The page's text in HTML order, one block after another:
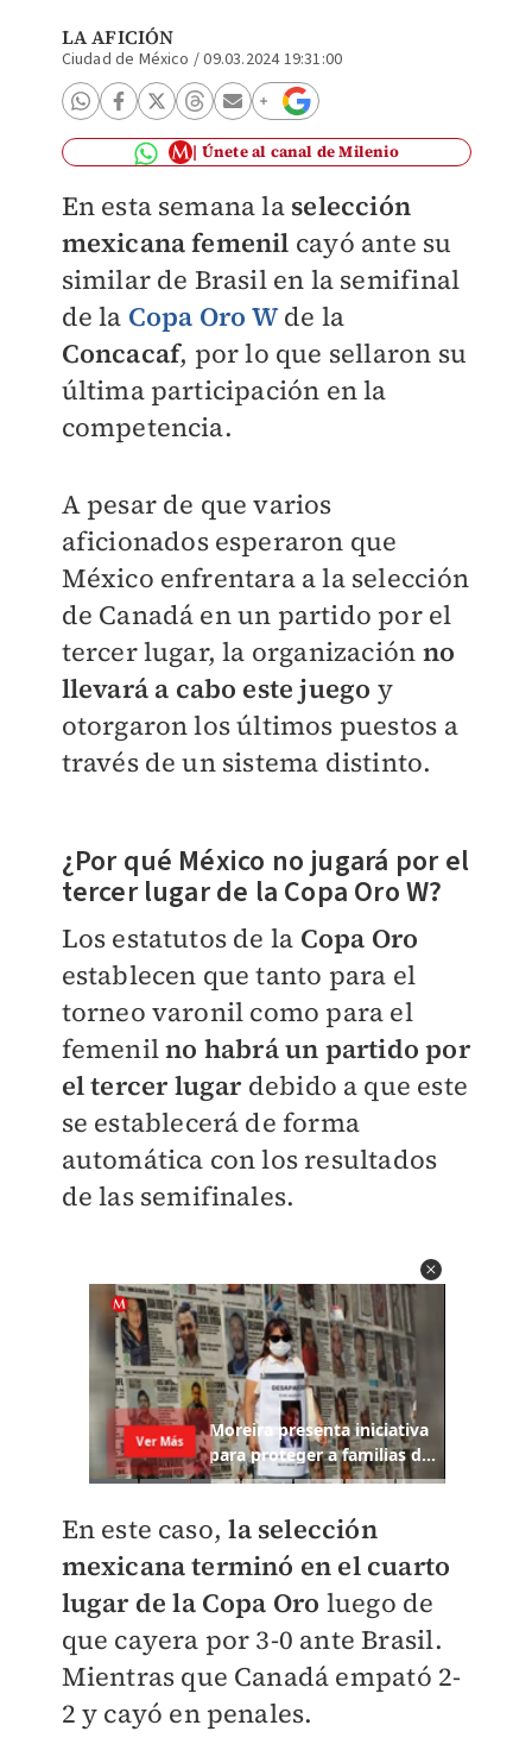
LA AFICIÓN
Ciudad de México /09.03.2024 19:31:00
Únete al canal de Milenio
En esta semana la selección
mexicana femenil cayó ante su
similar de Brasil en la semifinal
de la Copa Oro Wde la
Concacaf, por lo que sellaron su
última participación en la
competencia.
A pesar de que varios
aficionados esperaron que
México enfrentara a la selección
de Canadá en un partido por el
tercer lugar, la organización no
llevará a cabo este juego y
otorgaron los últimos puestos a
través de un sistema distinto.
¿Por qué México no jugará por el
tercer lugar de la Copa Oro W?
Los estatutos de la Copa Oro
establecen que tanto para el
torneo varonil como para el
femenilno habrá un partido por
el tercer lugardebido a que este
se establecerá de forma
automática con los resultados
de las semifinales.
En este caso,la selección
mexicana terminó en el cuarto
lugar de la Copa Oro luego de
que cayera por 3-0 ante Brasil.
Mientras que Canadá empató 2-
2 y cayó en penales.